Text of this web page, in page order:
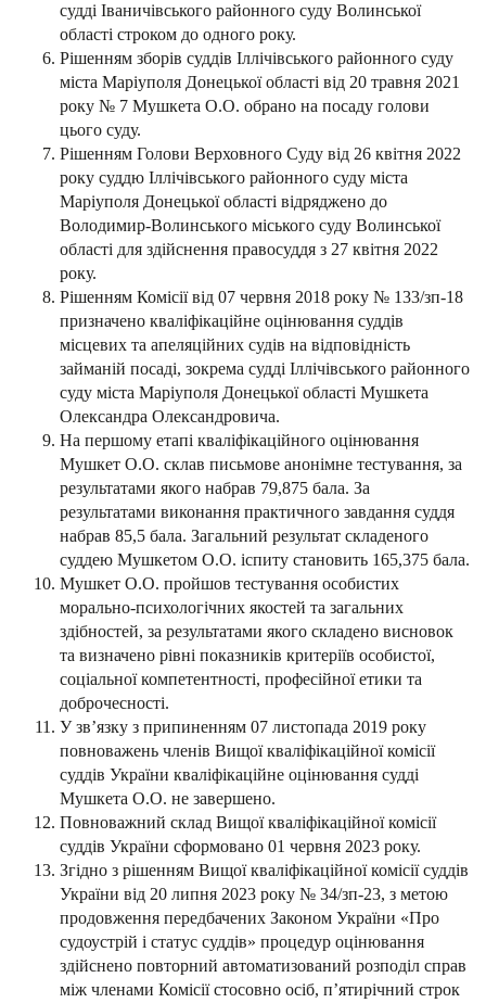
судді Іваничівського районного суду Волинської
області строком до одного року.
Рішенням зборів суддів Іллічівського районного суду
міста Маріуполя Донецької області від 20 травня 2021
року № 7 Мушкета О.О. обрано на посаду голови
цього суду.
Рішенням Голови Верховного Суду від 26 квітня 2022
року суддю Іллічівського районного суду міста
Маріуполя Донецької області відряджено до
Володимир-Волинського міського суду Волинської
області для здійснення правосуддя з 27 квітня 2022
року.
Рішенням Комісії від 07 червня 2018 року № 133/зп-18
призначено кваліфікаційне оцінювання суддів
місцевих та апеляційних судів на відповідність
займаній посаді, зокрема судді Іллічівського районного
суду міста Маріуполя Донецької області Мушкета
Олександра Олександровича.
На першому етапі кваліфікаційного оцінювання
Мушкет О.О. склав письмове анонімне тестування, за
результатами якого набрав 79,875 бала. За
результатами виконання практичного завдання суддя
набрав 85,5 бала. Загальний результат складеного
суддею Мушкетом О.О. іспиту становить 165,375 бала.
Мушкет О.О. пройшов тестування особистих
морально-психологічних якостей та загальних
здібностей, за результатами якого складено висновок
та визначено рівні показників критеріїв особистої,
соціальної компетентності, професійної етики та
доброчесності.
У зв’язку з припиненням 07 листопада 2019 року
повноважень членів Вищої кваліфікаційної комісії
суддів України кваліфікаційне оцінювання судді
Мушкета О.О. не завершено.
Повноважний склад Вищої кваліфікаційної комісії
суддів України сформовано 01 червня 2023 року.
Згідно з рішенням Вищої кваліфікаційної комісії суддів
України від 20 липня 2023 року № 34/зп-23, з метою
продовження передбачених Законом України «Про
судоустрій і статус суддів» процедур оцінювання
здійснено повторний автоматизований розподіл справ
між членами Комісії стосовно осіб, п’ятирічний строк